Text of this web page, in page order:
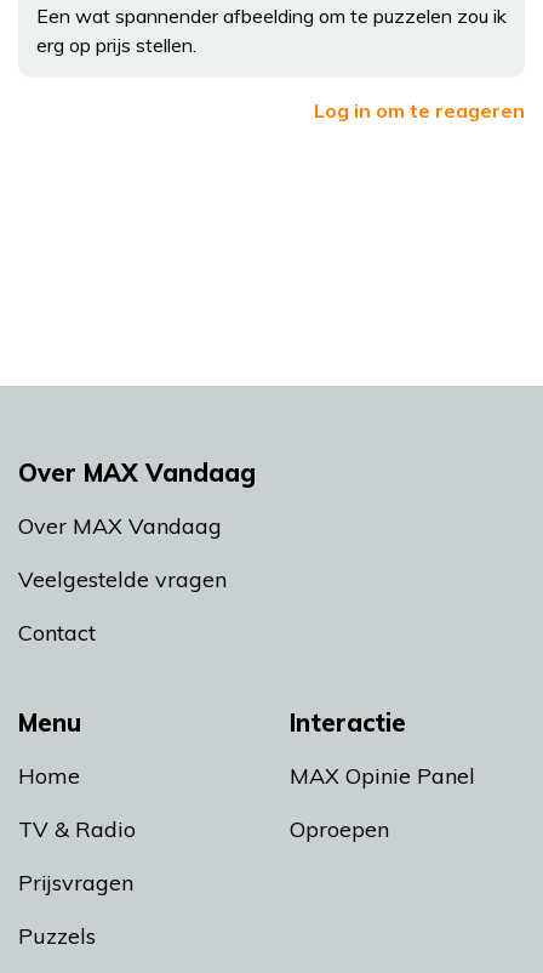
Een wat spannender afbeelding om te puzzelen zou ik
erg op prijs stellen.
Log in om te reageren
Menu
Home
TV & Radio
Prijsvragen
Puzzels
Interactie
MAX Opinie Panel
Oproepen
Over MAX Vandaag
Over MAX Vandaag
Veelgestelde vragen
Contact